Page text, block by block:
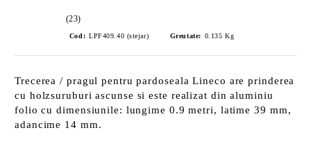
(23)
Cod: LPF409.40 (stejar) Greutate: 0.135 Kg
Trecerea / pragul pentru pardoseala Lineco are prinderea
cu holzsuruburi ascunse si este realizat din aluminiu
folio cu dimensiunile: lungime 0.9 metri, latime 39 mm,
adancime 14 mm.